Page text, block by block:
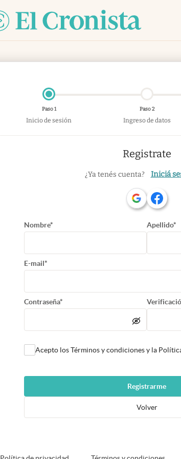
Paso 1
Inicio de sesión
Paso 2
Ingreso de datos
Registrate
¿Ya tenés cuenta? Iniciá
Nombre* Apellido*
E-mail*
Contraseña*
Acepto los Términos y condiciones y la
Registrarme
Volver